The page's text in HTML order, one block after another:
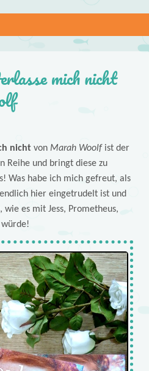
mich nicht
nicht von Marah Woolfist der
Reihe und bringt diese zu
Was habe ich mich gefreut, als
hier eingetrudelt ist und
es mit Jess, Prometheus,